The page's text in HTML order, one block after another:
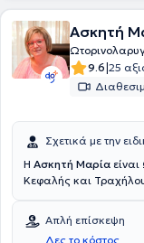
Ασκητή
9.6|25
Σχετικά με την
Η Ασκητή Μαρία
Κεφαλής και Τραχήλου
Euromedica Γενική
Ιατρικής Σχολής του
Απλή επίσκεψη
Δες το κόστος